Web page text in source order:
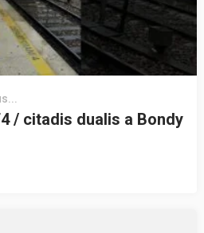
/ citadis dualis a Bondy